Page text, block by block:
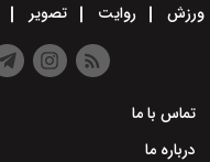
ورزش
روایت تصویر
تماس با ما
درباره ما